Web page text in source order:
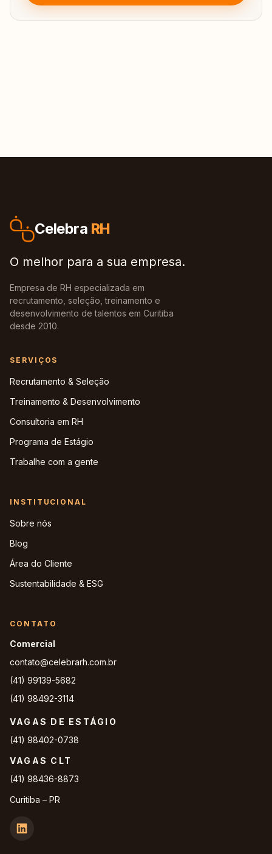
Celebra RH
O melhor para a sua empresa.
Empresa de RH especializada em
recrutamento, seleção, treinamento e
desenvolvimento de talentos em Curitiba
desde 2010.
SERVIÇOS
Recrutamento & Seleção
Treinamento & Desenvolvimento
Consultoria em RH
Programa de Estágio
Trabalhe com a gente
INSTITUCIONAL
Sobre nós
Blog
Área do Cliente
Sustentabilidade & ESG
CONTATO
Comercial
contato@celebrarh.com.br
(41) 99139-5682
(41) 98492-3114
VAGAS DE ESTÁGIO
(41) 98402-0738
VAGAS CLT
(41) 98436-8873
Curitiba – PR